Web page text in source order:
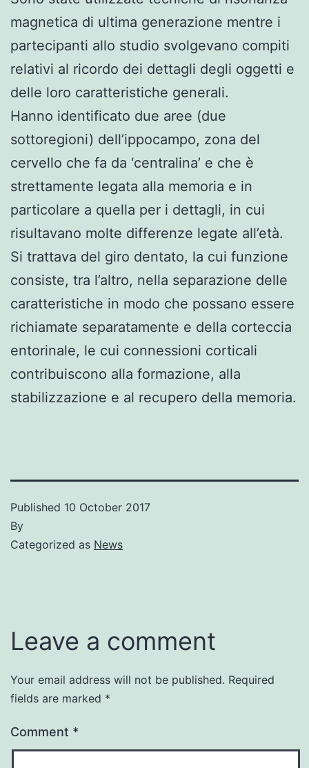
magnetica di ultima generazione mentre i
partecipanti allo studio svolgevano compiti
relativi al ricordo dei dettagli degli oggetti e
delle loro caratteristiche generali.
Hanno identificato due aree (due
sottoregioni) dell’ippocampo, zona del
cervello che fa da ‘centralina’ e che è
strettamente legata alla memoria e in
particolare a quella per i dettagli, in cui
risultavano molte differenze legate all’età.
Si trattava del giro dentato, la cui funzione
consiste, tra l’altro, nella separazione delle
caratteristiche in modo che possano essere
richiamate separatamente e della corteccia
entorinale, le cui connessioni corticali
contribuiscono alla formazione, alla
stabilizzazione e al recupero della memoria.
Published 10 October 2017
By
Categorized as News
Leave a comment
Your email address will not be published. Required
fields are marked *
Comment *